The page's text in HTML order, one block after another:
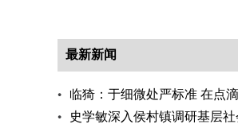
最新新闻
临猗：于细微处严标准 在点
史学敏深入侯村镇调研基层